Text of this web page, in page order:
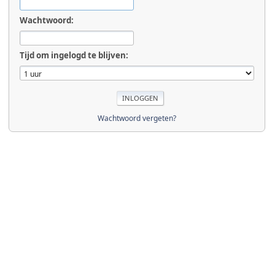
Wachtwoord:
Tijd om ingelogd te blijven:
Wachtwoord vergeten?